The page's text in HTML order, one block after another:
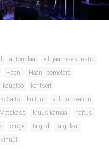
autoriplaat
ellujäämise kunstid
Haani
Haani loometare
kaugtöö
kontsert
Saito kultuur
kultuuripealinn
Metskass Muusikamaal
näitus
singel talgud
talgulaul
vinüül